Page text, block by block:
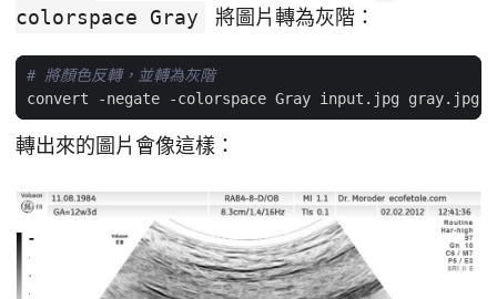
colorspace Gray
將圖片轉為灰階：
# 將顏色反轉，並轉為灰階
轉出來的圖片會像這樣：